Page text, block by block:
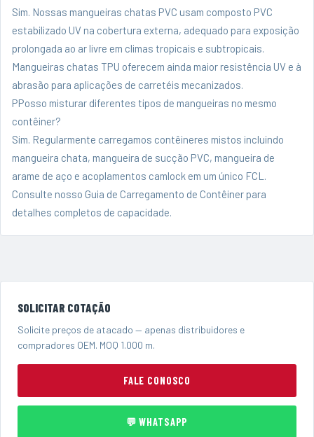
Sim. Nossas mangueiras chatas PVC usam composto PVC
estabilizado UV na cobertura externa, adequado para exposição
prolongada ao ar livre em climas tropicais e subtropicais.
Mangueiras chatas TPU oferecem ainda maior resistência UV e à
abrasão para aplicações de carretéis mecanizados.
PPosso misturar diferentes tipos de mangueiras no mesmo
contêiner?
Sim. Regularmente carregamos contêineres mistos incluindo
mangueira chata, mangueira de sucção PVC, mangueira de
arame de aço e acoplamentos camlock em um único FCL.
Consulte nosso Guia de Carregamento de Contêiner para
detalhes completos de capacidade.
SOLICITAR COTAÇÃO
Solicite preços de atacado — apenas distribuidores e
compradores OEM. MOQ 1.000 m.
FALE CONOSCO
💬 WHATSAPP